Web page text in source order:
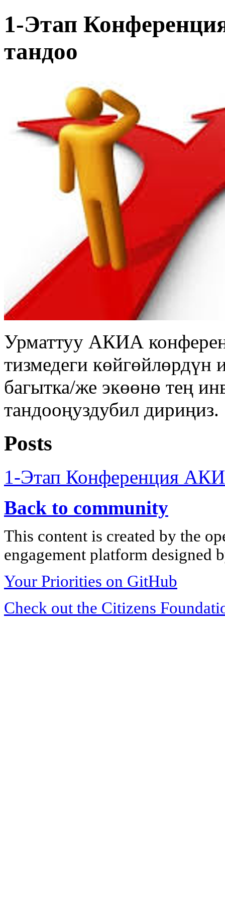
1-Этап
тандоо
Урматтуу АКИА
тизмедеги
багытка/же экөөнө тең
тандооңуздубил дириңиз.
Posts
1-Этап Конференция
Back to community
This content is created by the
engagement platform designed
Your Priorities on GitHub
Check out the Citizens